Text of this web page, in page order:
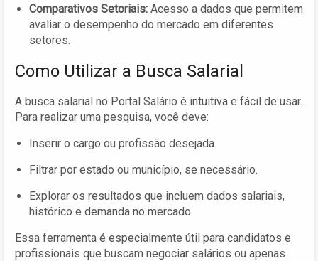
Comparativos Setoriais: Acesso a dados que permitem
avaliar o desempenho do mercado em diferentes
setores.
Como Utilizar a Busca Salarial
A busca salarial no Portal Salário é intuitiva e fácil de usar.
Para realizar uma pesquisa, você deve:
Inserir o cargo ou profissão desejada.
Filtrar por estado ou município, se necessário.
Explorar os resultados que incluem dados salariais,
histórico e demanda no mercado.
Essa ferramenta é especialmente útil para candidatos e
profissionais que buscam negociar salários ou apenas